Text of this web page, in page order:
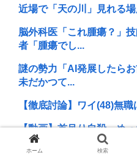
近場で「天の川」見れる
脳外科医「これ腫瘍？」
者「腫瘍でし...
謎の勢力「AI発展したら
未だかつて...
【徹底討論】ワイ(48)無
【動画】首吊り自殺、め
23歳のZ世代やが、うつ病
ホーム 検索